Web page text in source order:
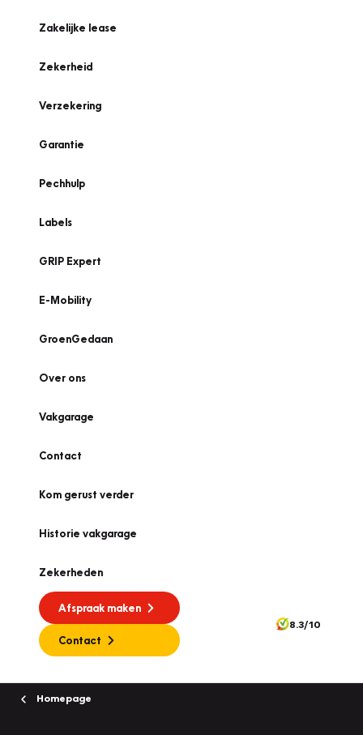
Zakelijke lease
Zekerheid
Verzekering
Garantie
Pechhulp
Labels
GRIP Expert
E-Mobility
GroenGedaan
Over ons
Vakgarage
Contact
Kom gerust verder
Historie vakgarage
Zekerheden
Afspraak maken
Contact
8.3/10
Homepage